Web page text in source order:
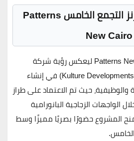
مول باترنز التجمع الخامس Patterns
New Cairo
ليعكس رؤيةشركة
في إنشاء
والوظيفية، حيث تم الاعتماد علىطراز
الواجهات الزجاجية البانورامية
المشروع حضورًا بصريًا مميزًا وسط